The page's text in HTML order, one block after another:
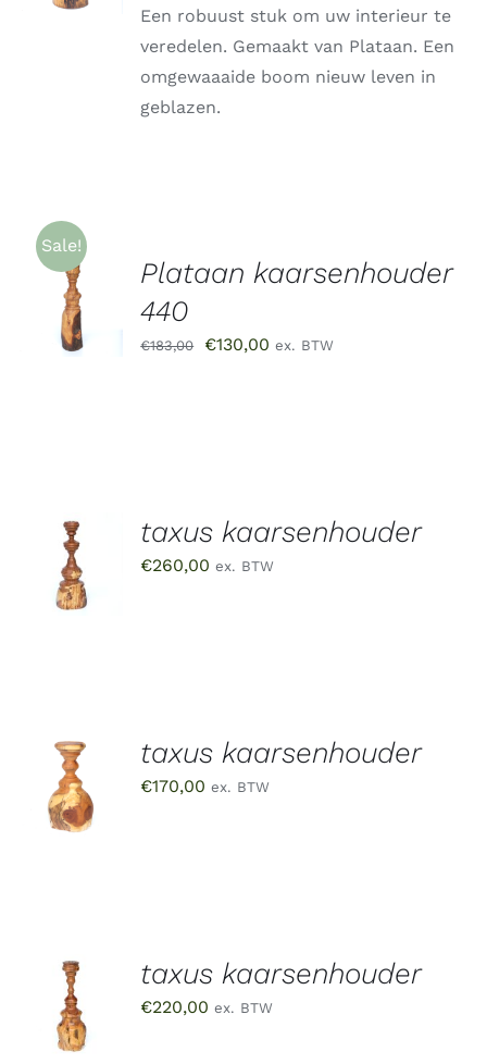
DETAILS
was:
€190,00.
is:
€130,00.
Een robuust stuk om uw interieur te
veredelen. Gemaakt van Plataan. Een
omgewaaaide boom nieuw leven in
geblazen.
Sale!
TOEVOEGEN
AAN
WINKELWAGEN
/
DETAILS
Plataan kaarsenhouder
440
€183,00
Oorspronkelijke
€130,00 Huidige
ex. BTW
TOEVOEGEN
AAN
WINKELWAGEN
/
DETAILS
taxus kaarsenhouder
€260,00 ex. BTW
TOEVOEGEN
AAN
WINKELWAGEN
/
DETAILS
taxus kaarsenhouder
€170,00 ex. BTW
TOEVOEGEN
AAN
WINKELWAGEN
/
DETAILS
taxus kaarsenhouder
€220,00 ex. BTW